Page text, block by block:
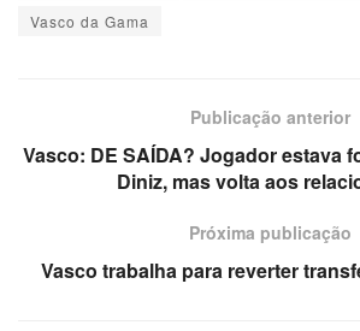
Vasco da Gama
Publicação anterior
Vasco: DE SAÍDA? Jogador estava
Diniz, mas volta aos
Próxima publicação
Vasco trabalha para reverter